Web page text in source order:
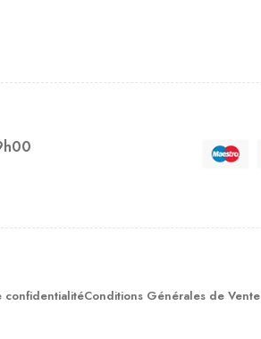
confidentialitéConditions Générales de Vente